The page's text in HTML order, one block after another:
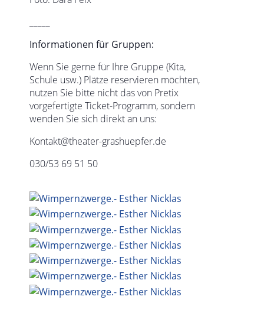
Informationen für Gruppen:
Wenn Sie gerne für Ihre Gruppe (Kita,
Schule usw.) Plätze reservieren möchten,
nutzen Sie bitte nicht das von Pretix
vorgefertigte Ticket-Programm, sondern
wenden Sie sich direkt an uns:
Kontakt@theater-grashuepfer.de
030/53 69 51 50